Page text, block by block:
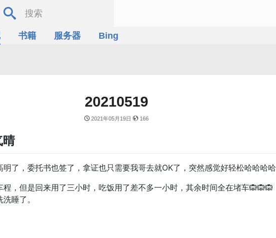
书籍 服务器 Bing
20210519
2021年05月19日 166
晴
了，委托书也签了，拿证也只需要我哥去就OK了，突然感觉好轻松哈哈哈哈
，但是回来用了三小时，吃饭用了差不多一小时，其余时间全在堵车🙉🙉🙉
睡了。